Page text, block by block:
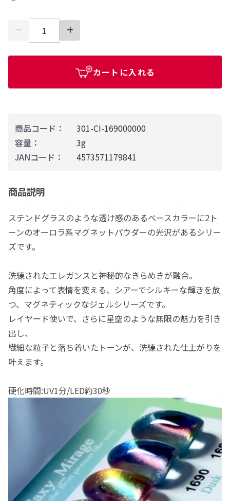
商品コード：
301-CI-169000000
容量：
3g
JANコード：
4573571179841
商品説明
ステンドグラスのような透け感のあるベースカラーに2ト
ーンのオーロラ系マグネットパウダーの光沢があるシリー
ズです。
洗練されたエレガンスと神秘的なきらめきが融合。
角度によって表情を変える、シアーでシルキーな輝きを放
つ、マグネティックなジェルシリーズです。
レイヤード使いで、さらに星空のような無限の魅力を引き
出し、
繊細な粒子と落ち着いたトーンが、洗練された仕上がりを
叶えます。
硬化時間:UV1分/LED約30秒
カートに入れる